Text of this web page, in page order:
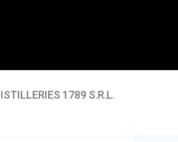
1789 S.R.L.